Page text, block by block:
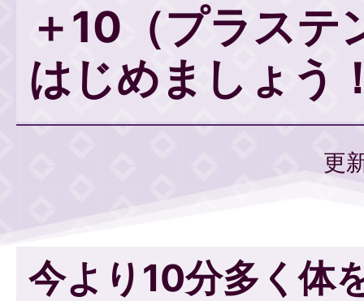
＋10（プラステ
はじめましょう
更
今より10分多く体